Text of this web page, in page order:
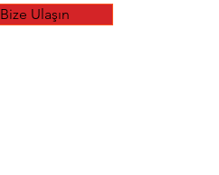
Bize Ulaşın